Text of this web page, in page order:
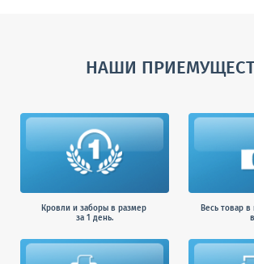
НАШИ
Кровли и заборы в размер
за 1 день.
Весь товар